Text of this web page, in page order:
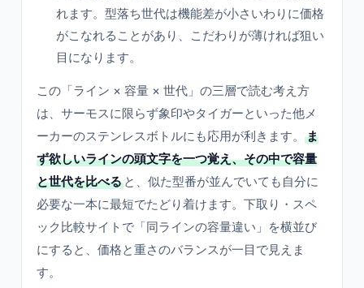
れます。型落ち世代は機能差が小さいわりに価格
がこなれることがあり、こだわりが薄ければ狙い
目になります。
この「ライン × 容量 × 世代」の三層で読む考え方
は、サーモスに限らず象印やタイガーといった他メ
ーカーのステンレスボトルにも応用が利きます。
ま
ず欲しいラインの頭文字を一つ覚え、その中で容量
と世代を比べる と、似た型番が並んでいても自分に
必要な一本に最短でたどり着けます。下取り・スペ
ック比較サイトで「同ラインの容量違い」を横並び
にすると、価格と重さのバランスが一目で見えま
す。